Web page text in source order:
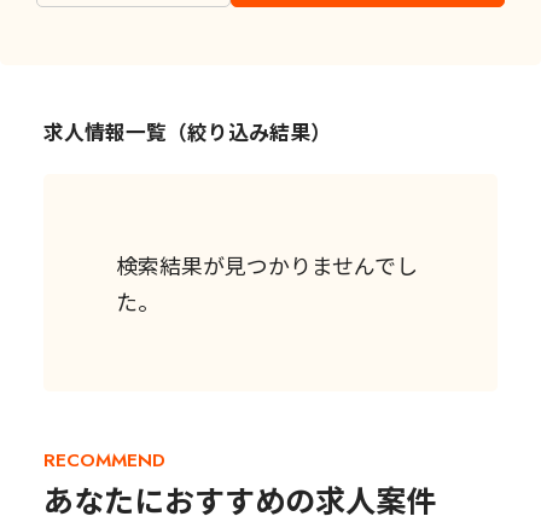
求人情報一覧（絞り込み結果）
検索結果が見つかりませんでし
た。
RECOMMEND
あなたにおすすめの求人案件